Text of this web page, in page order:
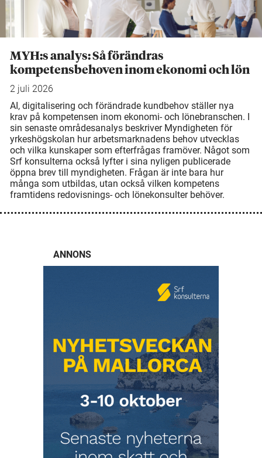
MYH:s analys: Så förändras
kompetensbehoven inom ekonomi och lön
2 juli 2026
AI, digitalisering och förändrade kundbehov ställer nya
krav på kompetensen inom ekonomi- och lönebranschen. I
sin senaste områdesanalys beskriver Myndigheten för
yrkeshögskolan hur arbetsmarknadens behov utvecklas
och vilka kunskaper som efterfrågas framöver. Något som
Srf konsulterna också lyfter i sina nyligen publicerade
öppna brev till myndigheten. Frågan är inte bara hur
många som utbildas, utan också vilken kompetens
framtidens redovisnings- och lönekonsulter behöver.
ANNONS